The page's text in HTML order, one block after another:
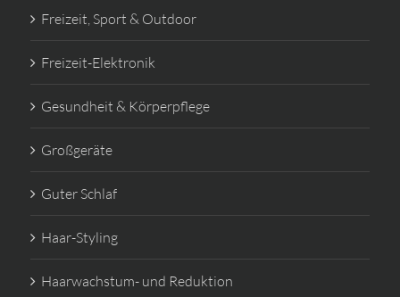
Freizeit, Sport & Outdoor
Freizeit-Elektronik
Gesundheit & Körperpflege
Großgeräte
Guter Schlaf
Haar-Styling
Haarwachstum- und Reduktion